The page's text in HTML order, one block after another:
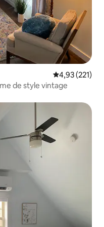
Évaluation
4,93 (221)
de style vintage
appréciés